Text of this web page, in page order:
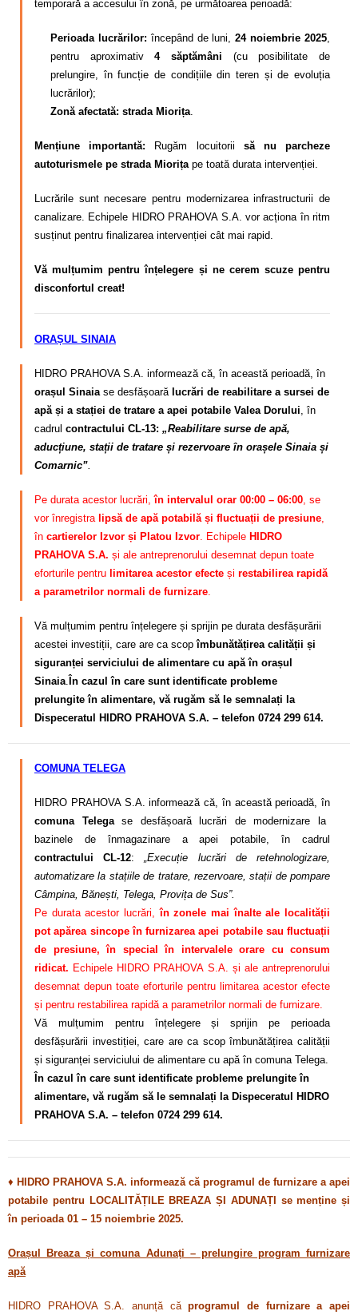
temporară a accesului în zonă, pe următoarea perioadă:
Perioada lucrărilor: începând de luni,24 noiembrie 2025,
pentru aproximativ4 săptămâni (cu posibilitate de
prelungire, în funcție de condițiile din teren și de evoluția
lucrărilor);
Zonă afectată: strada Miorița.
Mențiune importantă: Rugăm locuitorii să nu parcheze
autoturismele pe strada Miorițape toată durata intervenției.
Lucrările sunt necesare pentru modernizarea infrastructurii de
canalizare. Echipele HIDRO PRAHOVA S.A. vor acționa în ritm
susținut pentru finalizarea intervenției cât mai rapid.
Vă mulțumim pentru înțelegere și ne cerem scuze pentru
disconfortul creat!
ORAȘUL SINAIA
HIDRO PRAHOVA S.A. informează că, în această perioadă, în
orașul Sinaia se desfășoară lucrări de reabilitare a sursei de
apă și a stației de tratare a apei potabile Valea Dorului , în
cadrul contractului CL-13: „Reabilitare surse de apă,
aducțiune, stații de tratare și rezervoare în orașele Sinaia și
Comarnic”
Pe durata acestor lucrări,în intervalul orar 00:00 – 06:00 , se
vor înregistra lipsă de apă potabilă și fluctuații de presiune
în cartierelor Izvor și Platou Izvor . Echipele HIDRO
PRAHOVA S.A. și ale antreprenorului desemnat depun toate
eforturile pentru limitarea acestor efecte și restabilirea rapidă
a parametrilor normali de furnizare
Vă mulțumim pentru înțelegere și sprijin pe durata desfășurării
acestei investiții, care are ca scopîmbunătățirea calității și
siguranței serviciului de alimentare cu apă în orașul
Sinaia În cazul în care sunt identificate probleme
prelungite în alimentare, vă rugăm să le semnalați la
Dispeceratul HIDRO PRAHOVA S.A. – telefon 0724 299 614.
COMUNA TELEGA
HIDRO PRAHOVA S.A. informează că, în această perioadă, în
comuna Telegase desfășoară lucrări de modernizare la
bazinele de înmagazinare a apei potabile, în cadrul
contractului CL-12: „Execuție lucrări de retehnologizare,
automatizare la stațiile de tratare, rezervoare, stații de pompare
Câmpina, Bănești, Telega, Provița de Sus”.
Pe durata acestor lucrări,în zonele mai înalte ale localității
pot apărea sincope în furnizarea apei potabile sau fluctuații
de presiune, în special în intervalele orare cu consum
ridicat. Echipele HIDRO PRAHOVA S.A. și ale antreprenorului
desemnat depun toate eforturile pentru limitarea acestor efecte
și pentru restabilirea rapidă a parametrilor normali de furnizare.
Vă mulțumim pentru înțelegere și sprijin pe perioada
desfășurării investiției, care are ca scop îmbunătățirea calității
și siguranței serviciului de alimentare cu apă în comuna Telega.
În cazul în care sunt identificate probleme prelungite în
alimentare, vă rugăm să le semnalați la Dispeceratul HIDRO
PRAHOVA S.A. – telefon 0724 299 614.
♦ HIDRO PRAHOVA S.A. informează că programul de furnizare a apei
potabile pentru LOCALITĂȚILE BREAZA ȘI ADUNAȚI se menține și
în perioada 01 – 15 noiembrie 2025.
Orașul Breaza și comuna Adunați – prelungire program furnizare
apă
HIDRO PRAHOVA S.A. anunță căprogramul de furnizare a apei